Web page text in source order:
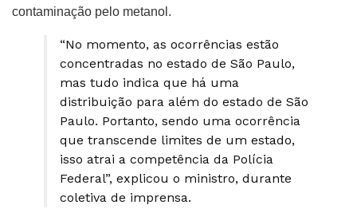
contaminação pelo metanol.
“No momento, as ocorrências estão
concentradas no estado de São Paulo,
mas tudo indica que há uma
distribuição para além do estado de São
Paulo. Portanto, sendo uma ocorrência
que transcende limites de um estado,
isso atrai a competência da Polícia
Federal”, explicou o ministro, durante
coletiva de imprensa.